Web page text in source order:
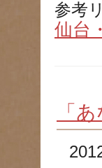
参考
仙台
「